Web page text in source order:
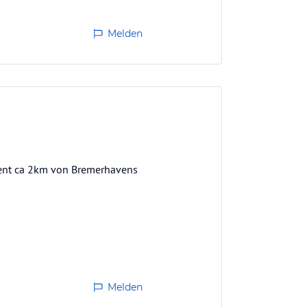
Melden
ca 2km von Bremerhavens
und das kann mit KoffernMelden